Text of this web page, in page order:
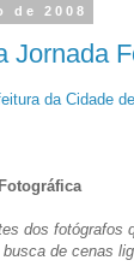
de 2008
Jornada
da Cidade
dos fotógrafos
de cenas